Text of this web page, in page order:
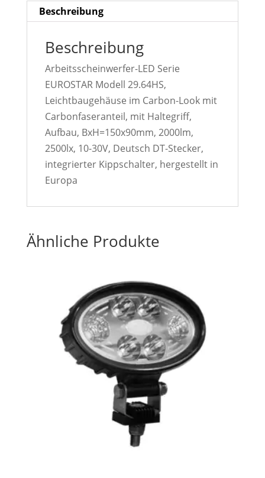
Beschreibung
Beschreibung
Arbeitsscheinwerfer-LED Serie
EUROSTAR Modell 29.64HS,
Leichtbaugehäuse im Carbon-Look mit
Carbonfaseranteil, mit Haltegriff,
Aufbau, BxH=150x90mm, 2000lm,
2500lx, 10-30V, Deutsch DT-Stecker,
integrierter Kippschalter, hergestellt in
Europa
Ähnliche Produkte